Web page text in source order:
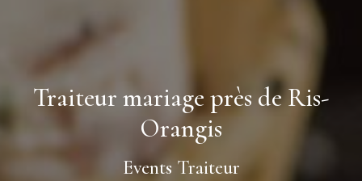
Traiteur mariage près de Ris-
Orangis
Events Traiteur